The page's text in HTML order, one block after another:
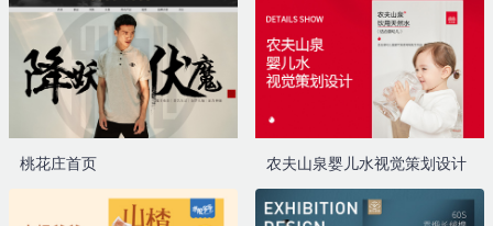
桃花庄首页 农夫山泉婴儿水视觉策划设计